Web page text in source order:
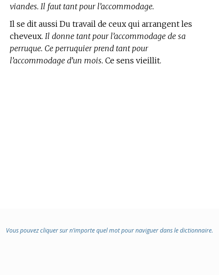
viandes. Il faut tant pour l’accommodage.
Il se dit aussi Du travail de ceux qui arrangent les
cheveux. Il donne tant pour l’accommodage de sa
perruque. Ce perruquier prend tant pour
l’accommodage d’un mois. Ce sens vieillit.
Vous pouvez cliquer sur n’importe quel mot pour naviguer dans le dictionnaire.